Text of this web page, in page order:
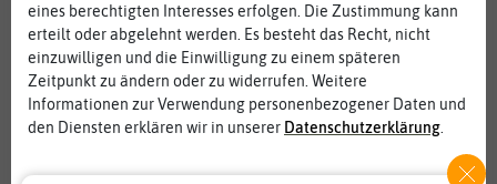
eines berechtigten Interesses erfolgen. Die Zustimmung kann
erteilt oder abgelehnt werden. Es besteht das Recht, nicht
einzuwilligen und die Einwilligung zu einem späteren
Zeitpunkt zu ändern oder zu widerrufen. Weitere
Informationen zur Verwendung personenbezogener Daten und
den Diensten erklären wir in unserer Daten­schutz­erklärung